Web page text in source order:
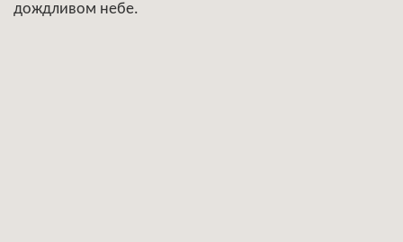
дождливом небе.